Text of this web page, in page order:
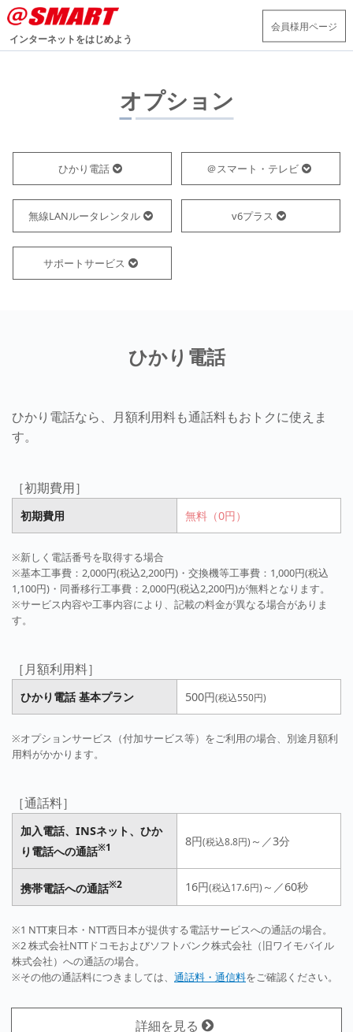
インターネットをはじめよう
会員様用ページ
オプション
ひかり電話 ＠スマート・テレビ
無線LANルータレンタル v6プラス
サポートサービス
ひかり電話
ひかり電話なら、月額利用料も通話料もおトクに使えま
す。
［初期費用］
初期費用 無料（0円）
※新しく電話番号を取得する場合
※基本工事費：2,000円(税込2,200円)・交換機等工事費：1,000円(税込
1,100円)・同番移行工事費：2,000円(税込2,200円)が無料となります。
※サービス内容や工事内容により、記載の料金が異なる場合がありま
す。
［月額利用料］
ひかり電話 基本プラン 500円(税込550円)
※オプションサービス（付加サービス等）をご利用の場合、別途月額利
用料がかかります。
［通話料］
加入電話、INSネット、ひか
り電話への通話※1 8円(税込8.8円) ～／3分
携帯電話への通話※2 16円(税込17.6円) ～／60秒
※1 NTT東日本・NTT西日本が提供する電話サービスへの通話の場合。
※2 株式会社NTTドコモおよびソフトバンク株式会社（旧ワイモバイル
株式会社）への通話の場合。
※その他の通話料につきましては、 通話料・通信料をご確認ください。
詳細を見る